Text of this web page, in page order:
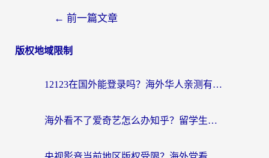
← 前一篇文章
版权地域限制
12123在国外能登录吗？海外华人亲测有效的回国加速器选择指南
海外看不了爱奇艺怎么办知乎？留学生亲测有效的回国加速方案